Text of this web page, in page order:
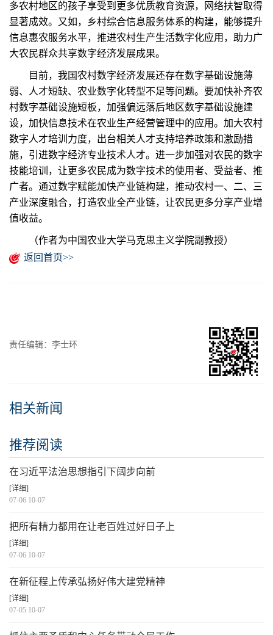
多农村地区的孩子享受到更多优质教育资源，网络扶智取得
显著成效。又如，乡村综合信息服务体系的构建，能够提升
信息惠农服务水平，推进农村生产生活数字化应用，助力广
大农民群众共享数字经济发展成果。
目前，我国农村数字经济发展还存在数字基础设施薄
弱、人才短缺、农业数字化转型不足等问题。要加快补齐农
村数字基础设施短板，加强偏远落后地区数字基础设施建
设，加快信息技术在农业生产经营管理中的应用。加大农村
数字人才培训力度，出台相关人才支持培养政策和激励措
施，引进数字经济专业技术人才。进一步加强对农民的数字
技能培训，让更多农民成为数字技术的使用者、受益者、推
广者。通过数字赋能加快产业链构建，推动农村一、二、三
产业深度融合，打造农业全产业链，让农民更多分享产业增
值收益。
（作者为中国农业大学马克思主义学院副教授）
返回首页>>
责任编辑：李士环
相关新闻
推荐阅读
在习近平法治思想指引下阔步向前
[详细]
07-06 10-07
把所有精力都用在让老百姓过好日子上
[详细]
07-06 10-07
在新征程上传承弘扬好伟大建党精神
[详细]
07-05 10-07